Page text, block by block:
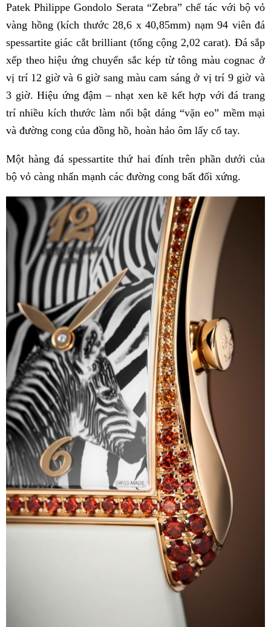
Patek Philippe Gondolo Serata “Zebra” chế tác với bộ vỏ
vàng hồng (kích thước 28,6 x 40,85mm) nạm 94 viên đá
spessartite giác cắt brilliant (tổng cộng 2,02 carat). Đá sắp
xếp theo hiệu ứng chuyển sắc kép từ tông màu cognac ở
vị trí 12 giờ và 6 giờ sang màu cam sáng ở vị trí 9 giờ và
3 giờ. Hiệu ứng đậm – nhạt xen kẽ kết hợp với đá trang
trí nhiều kích thước làm nổi bật dáng “vặn eo” mềm mại
và đường cong của đồng hồ, hoàn hảo ôm lấy cổ tay.
Một hàng đá spessartite thứ hai đính trên phần dưới của
bộ vỏ càng nhấn mạnh các đường cong bất đối xứng.